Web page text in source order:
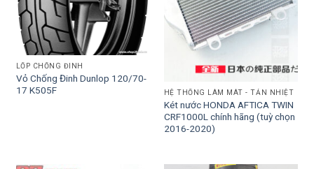
LỐP CHỐNG ĐINH
Vỏ Chống Đinh Dunlop 120/70-
17 K505F
HỆ THỐNG LÀM MÁT - TẢN NHIỆT
Két nước HONDA AFTICA TWIN
CRF1000L chính hãng (tuỳ chọn
2016-2020)